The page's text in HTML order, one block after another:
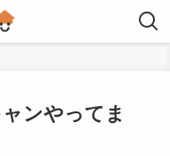
ンやってま